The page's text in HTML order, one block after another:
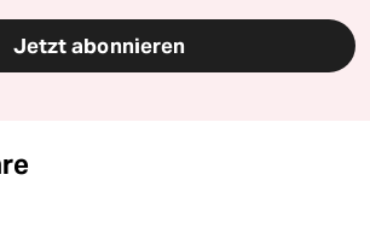
Jetzt abonnieren